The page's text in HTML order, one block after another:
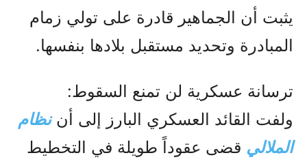
يثبت أن الجماهير قادرة على تولي زمام
المبادرة وتحديد مستقبل بلادها بنفسها.
ترسانة عسكرية لن تمنع السقوط:
ولفت القائد العسكري البارز إلى أننظام
الملالي قضى عقوداً طويلة في التخطيط